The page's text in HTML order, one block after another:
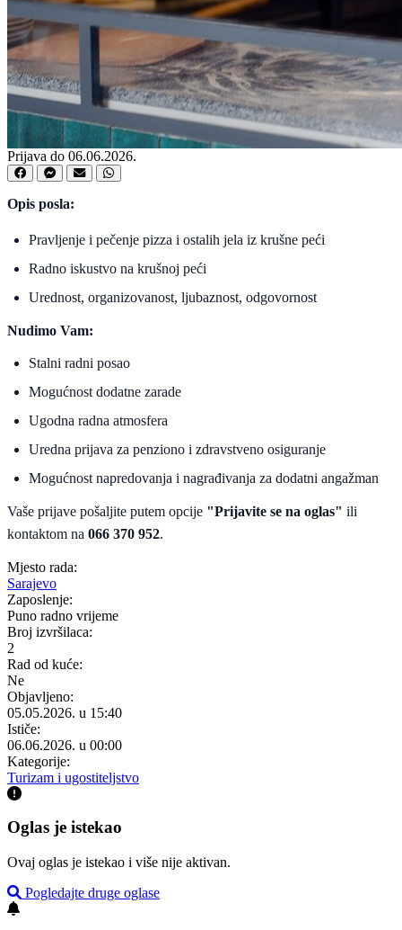
Prijava do 06.06.2026.
Opis posla:
Pravljenje i pečenje pizza i ostalih jela iz krušne peći
Radno iskustvo na krušnoj peći
Urednost, organizovanost, ljubaznost, odgovornost
Nudimo Vam:
Stalni radni posao
Mogućnost dodatne zarade
Ugodna radna atmosfera
Uredna prijava za penziono i zdravstveno osiguranje
Mogućnost napredovanja i nagrađivanja za dodatni angažman
Vaše prijave pošaljite putem opcije "Prijavite se na oglas" ili
kontaktom na 066 370 952.
Mjesto rada:
Sarajevo
Zaposlenje:
Puno radno vrijeme
Broj izvršilaca:
2
Rad od kuće:
Ne
Objavljeno:
05.05.2026. u 15:40
Ističe:
06.06.2026. u 00:00
Kategorije:
Turizam i ugostiteljstvo
Oglas je istekao
Ovaj oglas je istekao i više nije aktivan.
Pogledajte druge oglase